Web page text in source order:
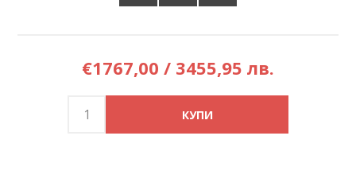
€1767,00 / 3455,95 лв.